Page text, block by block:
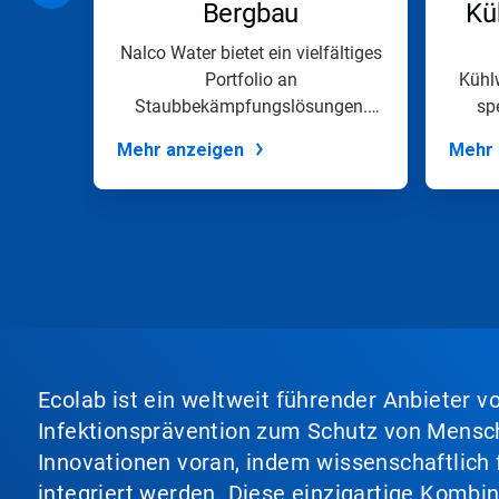
Bergbau
Nalco Water bietet ein vielfältiges
Portfolio an
Staubbekämpfungslösungen.
Mehr anzeigen Mehr
Ecolab ist ein weltweit führender Anbieter
Infektionsprävention zum Schutz von
Innovationen voran, indem
integriert werden. Diese einzigartige